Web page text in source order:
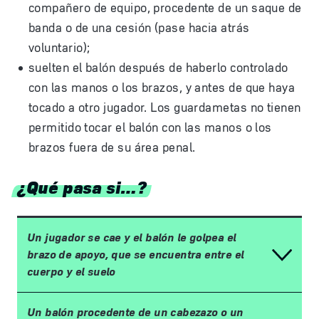
compañero de equipo, procedente de un saque de
banda o de una cesión (pase hacia atrás
voluntario);
suelten el balón después de haberlo controlado
con las manos o los brazos, y antes de que haya
tocado a otro jugador. Los guardametas no tienen
permitido tocar el balón con las manos o los
brazos fuera de su área penal.
¿Qué pasa si…?
Un jugador se cae y el balón le golpea el
brazo de apoyo, que se encuentra entre el
cuerpo y el suelo
Un balón procedente de un cabezazo o un